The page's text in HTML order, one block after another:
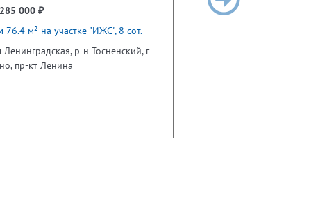
000 ₽
76.4 м² на участке "ИЖС", 8 сот.
Ленинградская, р-н Тосненский, г
пр-кт Ленина